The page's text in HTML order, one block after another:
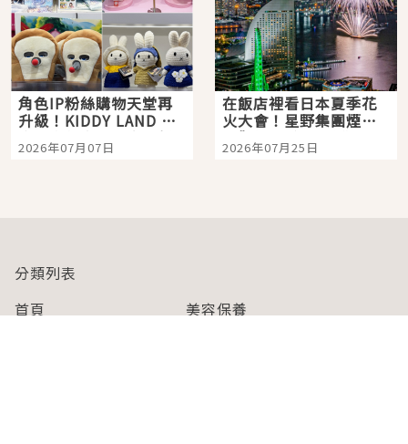
角色IP粉絲購物天堂再
升級！KIDDY LAND 原
宿店吉伊卡哇迎客，新
開幕 OMOKADO 店3分
2026年07月07日
在飯店裡看日本夏季花
火大會！星野集團煙火
景觀飯店6選，讓你不用
人擠人悠閒欣賞
2026年07月25日
分類列表
首頁
美容保養